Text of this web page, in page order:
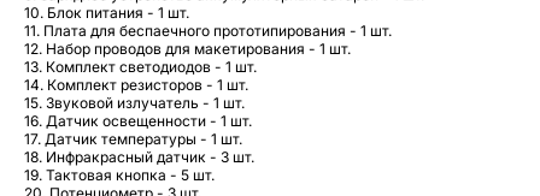
10. Блок питания - 1 шт.
11. Плата для беспаечного прототипирования - 1 шт.
12. Набор проводов для макетирования - 1 шт.
13. Комплект светодиодов - 1 шт.
14. Комплект резисторов - 1 шт.
15. Звуковой излучатель - 1 шт.
16. Датчик освещенности - 1 шт.
17. Датчик температуры - 1 шт.
18. Инфракрасный датчик - 3 шт.
19. Тактовая кнопка - 5 шт.